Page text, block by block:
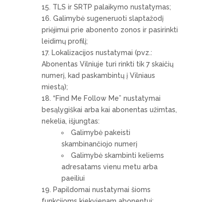
TLS ir SRTP palaikymo nustatymas;
Galimybė sugeneruoti slaptažodį
priėjimui prie abonento zonos ir pasirinkti
leidimų profilį;
Lokalizacijos nustatymai (pvz.:
Abonentas Vilniuje turi rinkti tik 7 skaičių
numerį, kad paskambintų į Vilniaus
miestą);
“Find Me Follow Me” nustatymai
besąlygiškai arba kai abonentas užimtas,
nekelia, išjungtas:
Galimybė pakeisti
skambinančiojo numerį
Galimybė skambinti keliems
adresatams vienu metu arba
paeiliui
Papildomai nustatymai šioms